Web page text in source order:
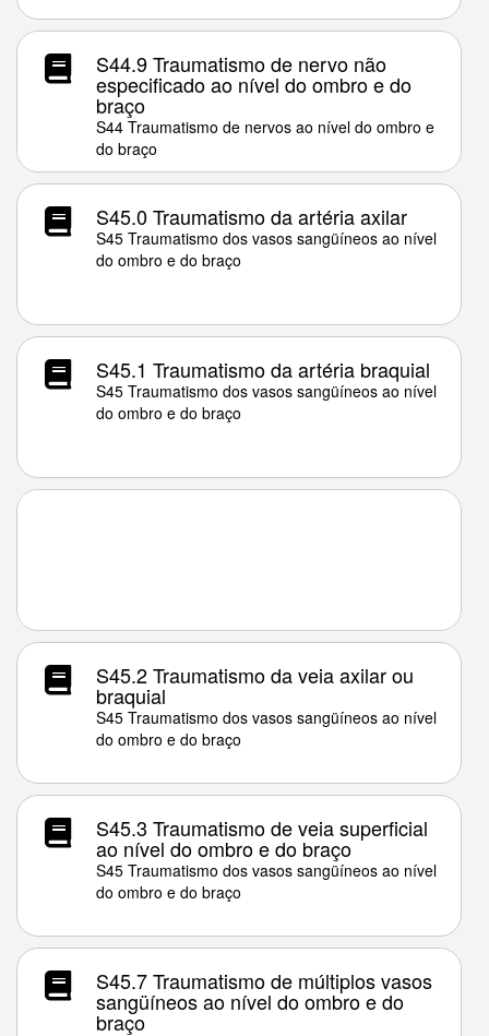
S44.9 Traumatismo de nervo não
especificado ao nível do ombro e do
braço
S44 Traumatismo de nervos ao nível do ombro e
do braço
S45.0 Traumatismo da artéria axilar
S45 Traumatismo dos vasos sangüíneos ao nível
do ombro e do braço
S45.1 Traumatismo da artéria braquial
S45 Traumatismo dos vasos sangüíneos ao nível
do ombro e do braço
S45.2 Traumatismo da veia axilar ou
braquial
S45 Traumatismo dos vasos sangüíneos ao nível
do ombro e do braço
S45.3 Traumatismo de veia superficial
ao nível do ombro e do braço
S45 Traumatismo dos vasos sangüíneos ao nível
do ombro e do braço
S45.7 Traumatismo de múltiplos vasos
sangüíneos ao nível do ombro e do
braço